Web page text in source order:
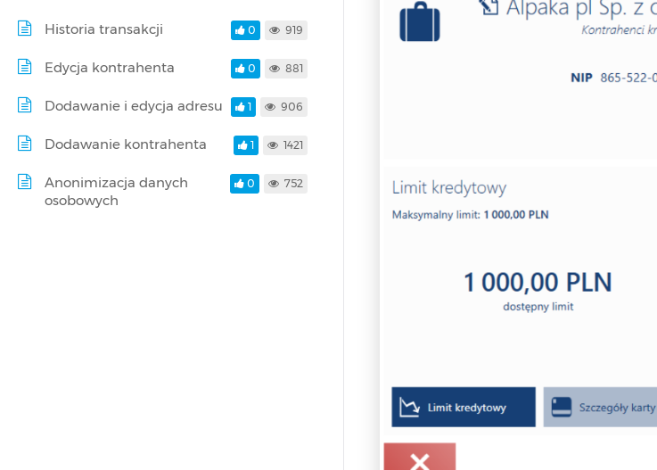
Historia transakcji 0 919
Edycja kontrahenta 0 881
Dodawanie i edycja adresu 1 906
Dodawanie kontrahenta 1 1421
Anonimizacja danych
osobowych
0 752